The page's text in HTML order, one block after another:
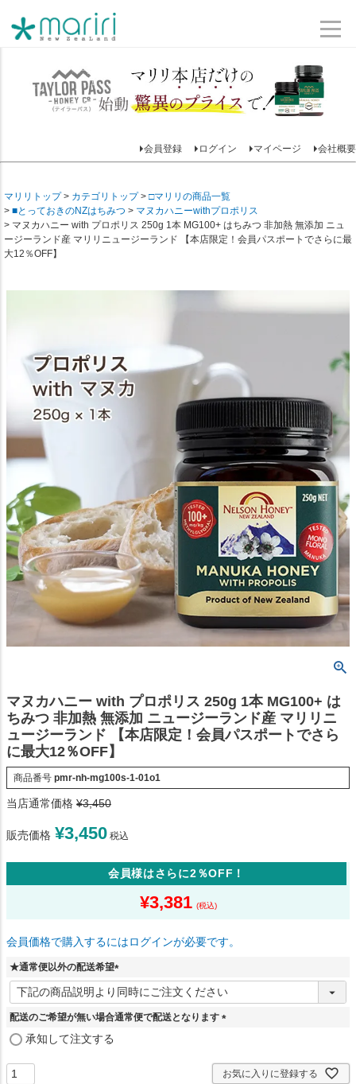
会員登録 ログイン マイページ 会社概要
マリリトップ カテゴリトップ
□マリリの商品一覧
■とっておきのNZはちみつ
マヌカハニーwithプロポリス
マヌカハニー with プロポリス 250g 1本 MG100+ はちみつ 非加熱 無添加 ニュ
ージーランド産 マリリニュージーランド 【本店限定！会員パスポートでさらに最
大12％OFF】
マヌカハニー with プロポリス 250g 1本 MG100+ は
ちみつ 非加熱 無添加 ニュージーランド産 マリリニ
ュージーランド 【本店限定！会員パスポートでさら
に最大12％OFF】
商品番号 pmr-nh-mg100s-1-01o1
当店通常価格 ¥3,450
販売価格 ¥3,450 税込
会員様はさらに2％OFF！
¥3,381
会員価格で購入するにはログインが必要です。
★通常便以外の配送希望
(
必
須
配送のご希望が無い場合通常便で配送となります
須
)
承知して注文する
お気に入りに登録する